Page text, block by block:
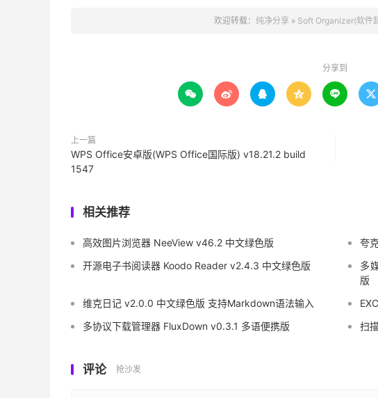
欢迎转载： 纯净分享 » Soft Organizer(软件
分享到
     
上一篇
WPS Office安卓版(WPS Office国际版) v18.21.2 build
1547
相关推荐
高效图片浏览器 NeeView v46.2 中文绿色版
夸
开源电子书阅读器 Koodo Reader v2.4.3 中文绿色版
多
版
维克日记 v2.0.0 中文绿色版 支持Markdown语法输入
多协议下载管理器 FluxDown v0.3.1 多语便携版
扫
评论 抢沙发